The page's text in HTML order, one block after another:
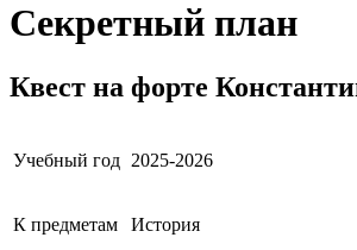
Секретный план
Квест на форте
Учебный год 2025-2026
К предметам История